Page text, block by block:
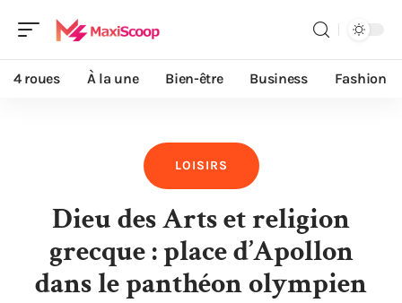
4 roues À la une Bien-être Business Fashion
LOISIRS
Dieu des Arts et religion
grecque : place d’Apollon
dans le panthéon olympien